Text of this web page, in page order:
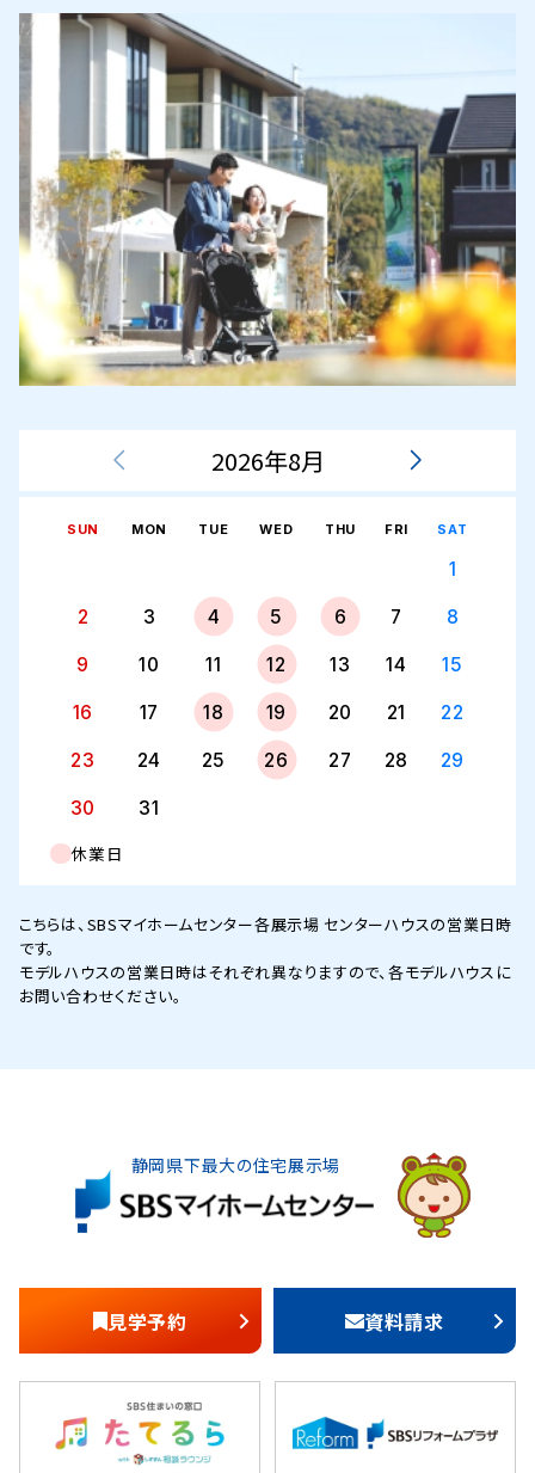
2026年8月
SUN MON TUE WED THU FRI SAT
1
2 3 4 5 6 7 8
9 10 11 12 13 14 15
16 17 18 19 20 21 22
23 24 25 26 27 28 29
30 31
休業日
こちらは、SBSマイホームセンター各展示場 センターハウスの営業日時
です。
モデルハウスの営業日時はそれぞれ異なりますので、各モデルハウスに
お問い合わせください。
静岡県下最大の住宅展示場
見学予約 資料請求